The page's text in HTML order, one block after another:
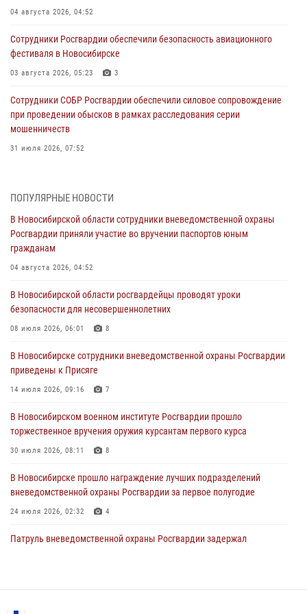
04 августа 2026, 04:52
Сотрудники Росгвардии обеспечили безопасность авиационного
фестиваля в Новосибирске
03 августа 2026, 05:23 3
Сотрудники СОБР Росгвардии обеспечили силовое сопровождение
при проведении обысков в рамках расследования серии
мошенничеств
31 июля 2026, 07:52
При силовой поддержке бойцов ОМОН и СОБР Росгвардии
пресечена деятельность группы лиц, причастных к мошенничеству
в сфере страхования
В Новосибирске сотрудниками вневедомственной охраны
Росгвардии задержан гражданин, находящийся в розыске
В Новосибирске военнослужащие отряда спецназа «Ермак»
Росгвардии провели занятия по беспарашютному десантированию
В Новосибирске военнослужащие Росгвардии почтили память детей
– жертв войны в Донбассе
ПОПУЛЯРНЫЕ НОВОСТИ
В Новосибирской области сотрудники вневедомственной охраны
Росгвардии приняли участие во вручении паспортов юным
гражданам
04 августа 2026, 04:52
В Новосибирской области росгвардейцы проводят уроки
безопасности для несовершеннолетних
08 июля 2026, 06:01 8
В Новосибирске сотрудники вневедомственной охраны Росгвардии
приведены к Присяге
14 июля 2026, 09:16 7
В Новосибирском военном институте Росгвардии прошло
торжественное вручения оружия курсантам первого курса
30 июля 2026, 08:11 8
В Новосибирске прошло награждение лучших подразделений
вневедомственной охраны Росгвардии за первое полугодие
24 июля 2026, 02:32 4
Патруль вневедомственной охраны Росгвардии задержал